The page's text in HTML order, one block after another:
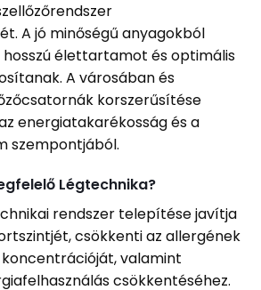
A jó minőségű anyagokból
élettartamot és optimális
A városában és
korszerűsítése
energiatakarékosság és a
szempontjából.
Légtechnika?
rendszer telepítése javítja
csökkenti az allergének
valamint
csökkentéséhez.